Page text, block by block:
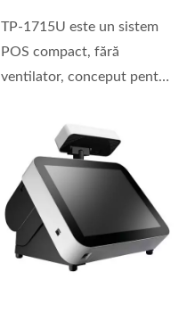
TP-1715U este un sistem
POS compact, fără
ventilator, conceput pentru